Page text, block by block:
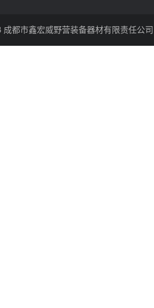
成都市鑫宏威野营装备器材有限责任公司